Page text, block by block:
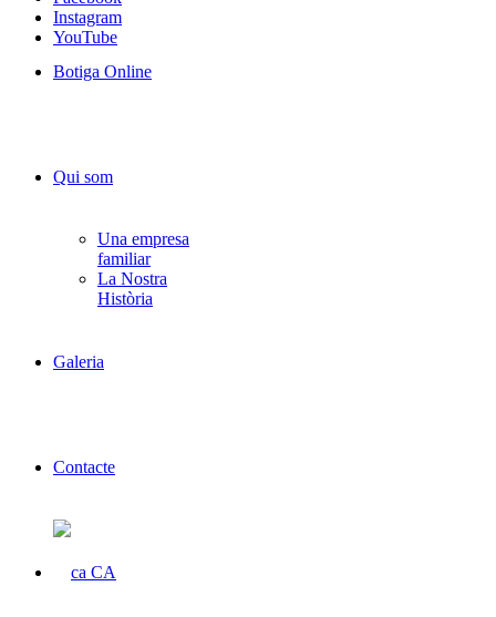
Instagram
YouTube
Botiga Online
Qui som
Una empresa
familiar
La Nostra
Història
Galeria
Contacte
CA